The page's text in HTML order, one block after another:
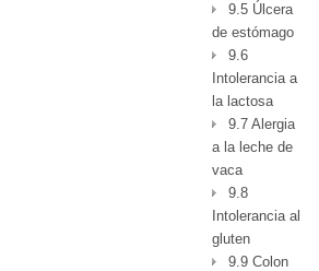
9.5 Úlcera
de estómago
9.6
Intolerancia a
la lactosa
9.7 Alergia
a la leche de
vaca
9.8
Intolerancia al
gluten
9.9 Colon